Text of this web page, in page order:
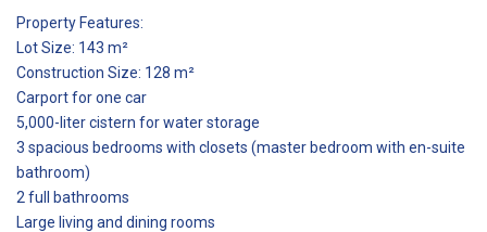
Property Features:
Lot Size: 143 m²
Construction Size: 128 m²
Carport for one car
5,000-liter cistern for water storage
3 spacious bedrooms with closets (master bedroom with en-suite
bathroom)
2 full bathrooms
Large living and dining rooms